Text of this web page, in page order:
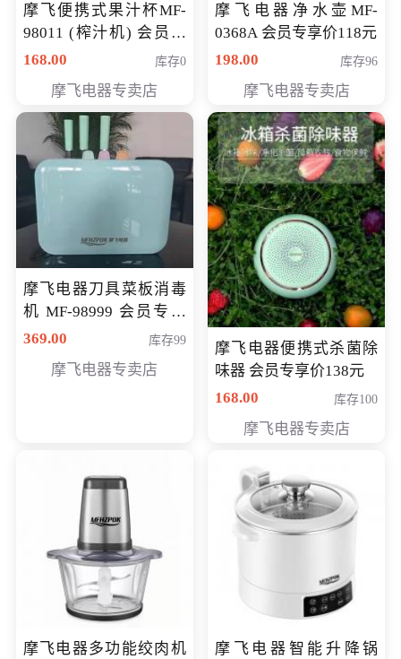
摩飞便携式果汁杯MF-
98011 (榨汁机) 会员专
享价138元
168.00 库存0
摩飞电器专卖店
摩飞电器净水壶MF-
0368A 会员专享价118元
198.00
库存96
摩飞电器专卖店
摩飞电器刀具菜板消毒
机 MF-98999 会员专享
价286元
369.00 库存99
摩飞电器专卖店
摩飞电器便携式杀菌除
味器 会员专享价138元
168.00
库存100
摩飞电器专卖店
摩飞电器多功能绞肉机
摩飞电器智能升降锅